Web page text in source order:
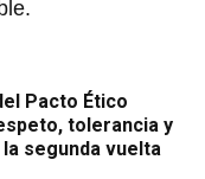
Pacto Ético
tolerancia y
segunda vuelta